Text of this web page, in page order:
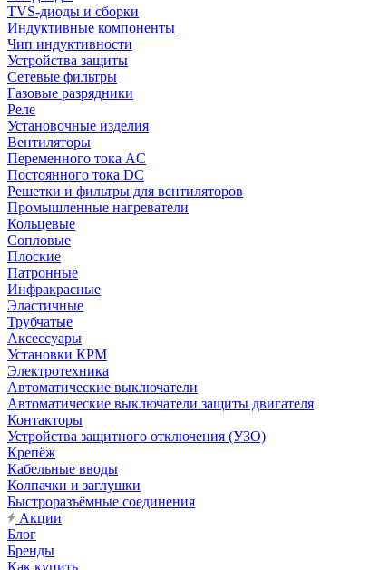
TVS-диоды и сборки
Индуктивные компоненты
Чип индуктивности
Устройства защиты
Сетевые фильтры
Газовые разрядники
Реле
Установочные изделия
Вентиляторы
Переменного тока AC
Постоянного тока DC
Решетки и фильтры для вентиляторов
Промышленные нагреватели
Кольцевые
Сопловые
Плоские
Патронные
Инфракрасные
Эластичные
Трубчатые
Аксессуары
Установки КРМ
Электротехника
Автоматические выключатели
Автоматические выключатели защиты двигателя
Контакторы
Устройства защитного отключения (УЗО)
Крепёж
Кабельные вводы
Колпачки и заглушки
Быстроразъёмные соединения
Акции
Блог
Бренды
Как купить